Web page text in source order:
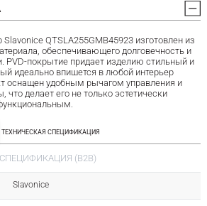
QTSLA255GMB45923 изготовлен из
обеспечивающего долговечность и
PVD-покрытие придает изделию стильный и
идеально впишется в любой интерьер
оснащен удобным рычагом управления и
делает его не только эстетически
ТЕХНИЧЕСКАЯ СПЕЦИФИКАЦИЯ
СПЕЦИФИКАЦИЯ (B2B)
Slavonice